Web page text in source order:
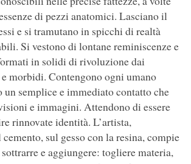
di pezzi anatomici. Lasciano il
e si tramutano in spicchi di realtà
Si vestono di lontane reminiscenze e
in solidi di rivoluzione dai
morbidi. Contengono ogni umano
un semplice e immediato contatto che
e immagini. Attendono di essere
rinnovate identità. L’artista,
sul gesso con la resina, compie
e aggiungere: togliere materia,